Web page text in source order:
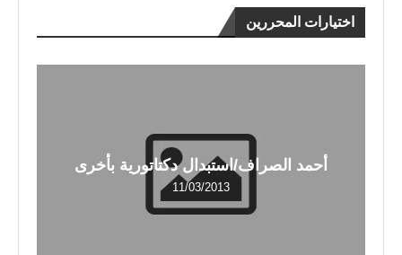
اختيارات المحررين
أحمد الصراف/استبدال دكتاتورية بأخرى
11/03/2013